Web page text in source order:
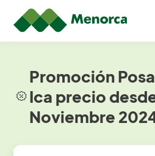
Promoción
Ica precio
Noviembre